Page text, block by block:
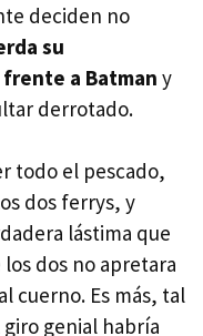
deciden no
su
a Batman y
derrotado.
todo el pescado,
dos ferrys, y
lástima que
dos no apretara
cuerno. Es más, tal
genial habría